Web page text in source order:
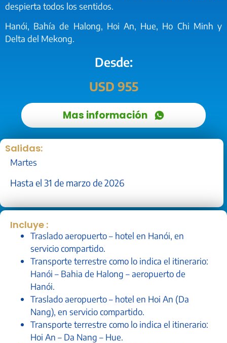
despierta todos los sentidos.
Hanói, Bahía de Halong, Hoi An, Hue, Ho Chi Minh y
Delta del Mekong.
Desde:
USD 955
Mas información
Salidas:
Martes
Hasta el 31 de marzo de 2026
Incluye :
Traslado aeropuerto – hotel en Hanói, en
servicio compartido.
Transporte terrestre como lo indica el itinerario:
Hanói – Bahia de Halong – aeropuerto de
Hanói.
Traslado aeropuerto – hotel en Hoi An (Da
Nang), en servicio compartido.
Transporte terrestre como lo indica el itinerario:
Hoi An – Da Nang – Hue.